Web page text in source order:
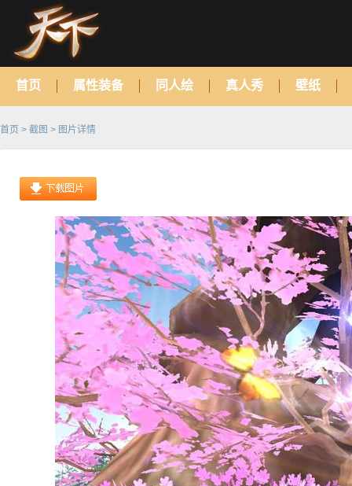
首页 属性装备 同人绘 真人秀 壁纸
首页 > 截图 > 图片详情